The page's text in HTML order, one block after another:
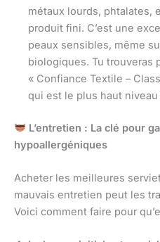
métaux lourds, phtalates,
produit fini. C’est une
peaux sensibles, même
biologiques. Tu trouveras
« Confiance Textile –
qui est le plus haut niveau
L’entretien : La clé pour
hypoallergéniques
Acheter les meilleures
mauvais entretien peut les
Voici comment faire pour